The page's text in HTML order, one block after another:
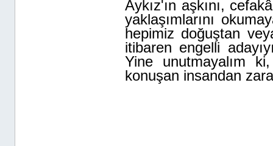
Aykız'ın aşkını,
yaklaşımlarını
hepimiz doğuştan
itibaren engelli
Yine unutmayalım
konuşan insandan